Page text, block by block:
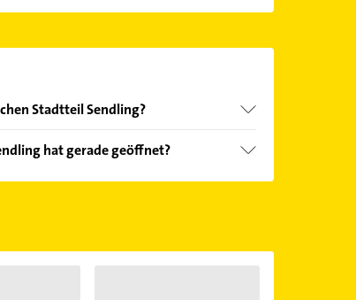
Stadtteil Sendling?
Sie sich einfach nach
hat gerade geöffnet?
. Bitte beachten Sie, dass diese an